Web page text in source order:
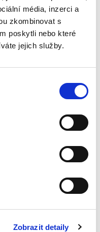
média, inzerci a
zkombinovat s
poskytli nebo které
jejich služby.
Zobrazit detaily
pro obce
JUDr.
předpisů a